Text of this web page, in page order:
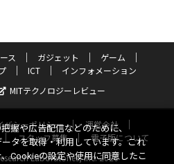
ス ガジェット
ゲーム
ICT
インフォメーション
MITテクノロジーレビュー
バシーポリシー
運営会社
スタッフ募集
電子版について
Laboratories, Inc. 2026
握や広告配信などのために、
タを取得・利用しています。これ
Cookieの設定や使用に同意したこ